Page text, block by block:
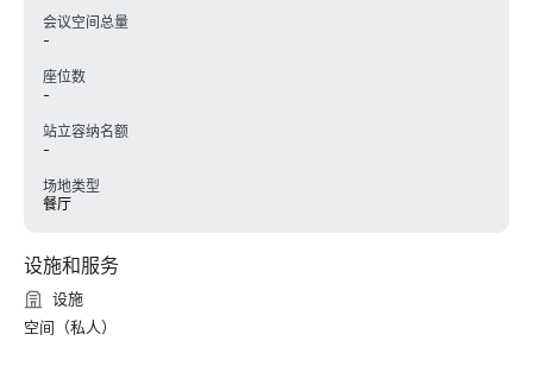
会议空间总量
-
座位数
-
站立容纳名额
-
场地类型
餐厅
设施和服务
设施
空间（私人）